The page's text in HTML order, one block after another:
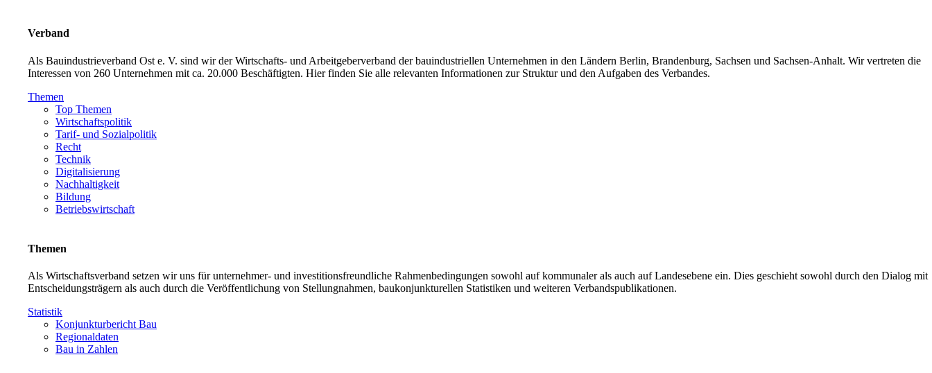
Verband
Als Bauindustrieverband Ost e. V. sind wir der Wirtschafts- und Arbeitgeberverband der bauindustriellen Unternehmen in den Ländern Berlin, Brandenburg, Sachsen und Sachsen-Anhalt. Wir vertreten die
Interessen von 260 Unternehmen mit ca. 20.000 Beschäftigten. Hier finden Sie alle relevanten Informationen zur Struktur und den Aufgaben des Verbandes.
Themen
Top Themen
Wirtschaftspolitik
Tarif- und Sozialpolitik
Recht
Technik
Digitalisierung
Nachhaltigkeit
Bildung
Betriebswirtschaft
Themen
Als Wirtschaftsverband setzen wir uns für unternehmer- und investitionsfreundliche Rahmenbedingungen sowohl auf kommunaler als auch auf Landesebene ein. Dies geschieht sowohl durch den Dialog mit
Entscheidungsträgern als auch durch die Veröffentlichung von Stellungnahmen, baukonjunkturellen Statistiken und weiteren Verbandspublikationen.
Statistik
Konjunkturbericht Bau
Regionaldaten
Bau in Zahlen